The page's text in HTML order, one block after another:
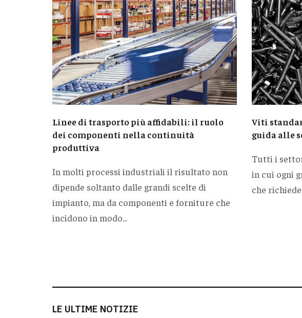
Linee di trasporto più affidabili: il ruolo
dei componenti nella continuità
produttiva
In molti processi industriali il risultato non
dipende soltanto dalle grandi scelte di
impianto, ma da componenti e forniture che
incidono in modo...
Viti
guida alle
Tutti i
in cui ogni
che richiede
LE ULTIME NOTIZIE